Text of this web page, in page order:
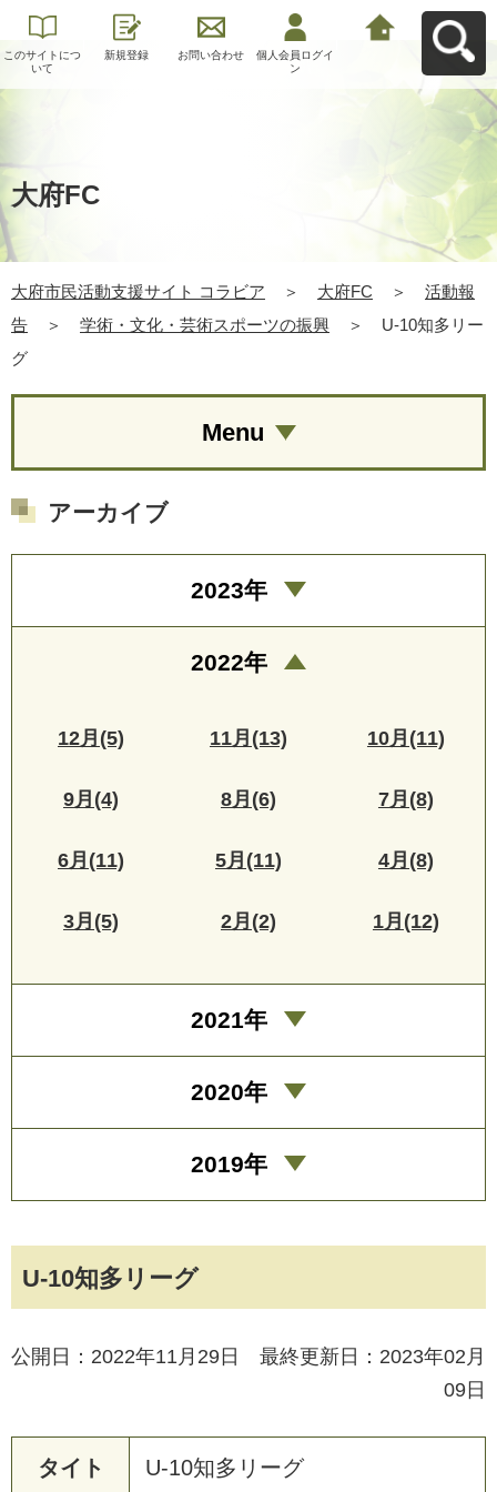
このサイトにつ
いて
新規登録 お問い合わせ
個人会員ログイ
ン
大府FC
大府市民活動支援サイト コラビア ＞ 大府FC ＞
活動報
告
＞ 学術・文化・芸術スポーツの振興 ＞
U-10知多リー
グ
U-10知多リーグ
公開日：2022年11月29日 最終更新日：2023年02月
09日
タイト U-10知多 リ ーグ
Menu
アーカイブ
2023年
2022年
12月(5) 11月(13) 10月(11)
9月(4) 8月(6) 7月(8)
6月(11) 5月(11) 4月(8)
3月(5) 2月(2) 1月(12)
2021年
2020年
2019年